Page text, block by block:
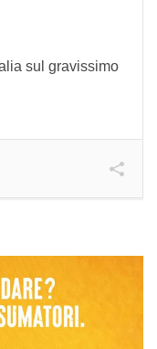
sul gravissimo